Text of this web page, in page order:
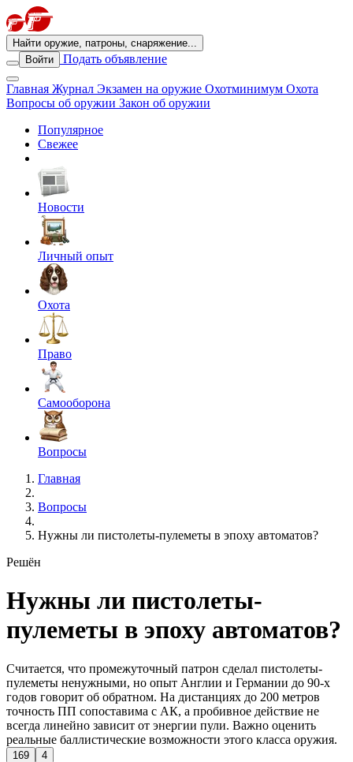
Найти оружие, патроны, снаряжение...
Войти
Подать объявление
Главная Журнал Экзамен на оружие Охотминимум Охота
Вопросы об оружии Закон об оружии
Популярное
Свежее
Новости
Личный опыт
Охота
Право
Самооборона
Вопросы
Главная
Вопросы
Нужны ли пистолеты-пулеметы в эпоху автоматов?
Решён
Нужны ли пистолеты-
пулеметы в эпоху автоматов?
Считается, что промежуточный патрон сделал пистолеты-
пулеметы ненужными, но опыт Англии и Германии до 90-х
годов говорит об обратном. На дистанциях до 200 метров
точность ПП сопоставима с АК, а пробивное действие не
всегда линейно зависит от энергии пули. Важно оценить
реальные баллистические возможности этого класса оружия.
169 4